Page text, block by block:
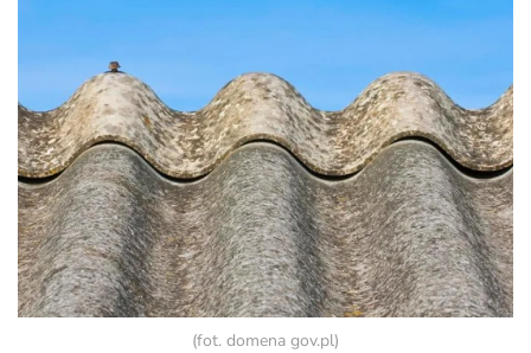
(fot. domena gov.pl)